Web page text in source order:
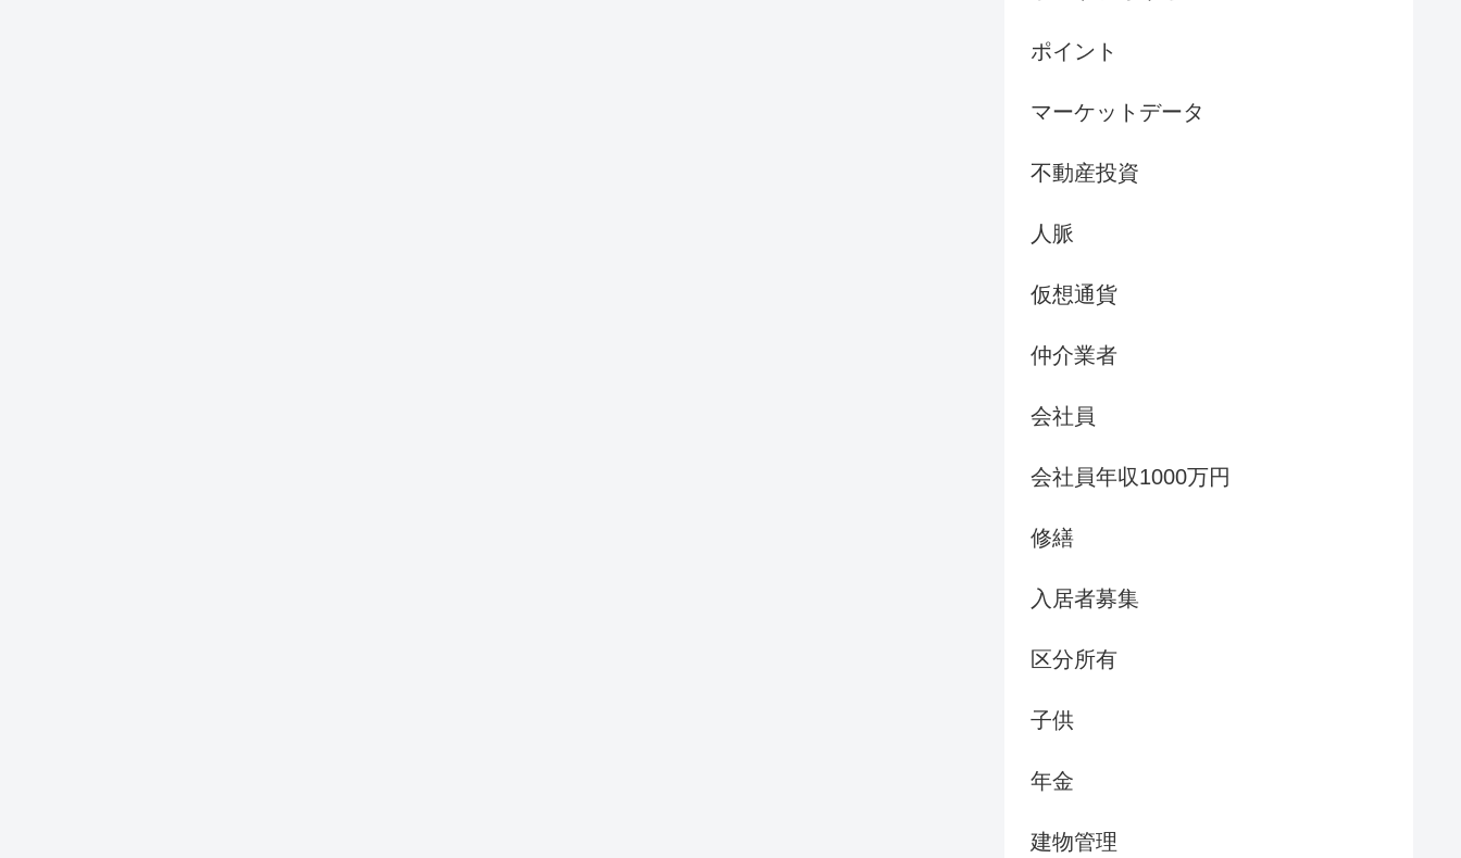
ポイント
マーケットデータ
不動産投資
人脈
仮想通貨
仲介業者
会社員
会社員年収1000万円
修繕
入居者募集
区分所有
子供
年金
建物管理